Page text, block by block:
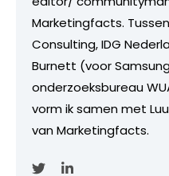
Marketingfacts.
Consulting, IDG
Burnett (voor
onderzoeksbureau
vorm ik samen met
van Marketingfacts.